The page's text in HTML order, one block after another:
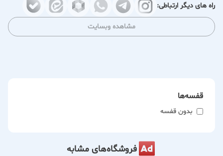
راه های دیگر ارتباطی:
مشاهده وبسایت
قفسه‌ها
بدون قفسه
فروشگاه‌های مشابه